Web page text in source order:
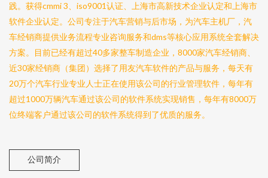
践。获得cmmi 3、iso9001认证、上海市高新技术企业认定和上海市
软件企业认定。公司专注于汽车营销与后市场，为汽车主机厂，汽
车经销商提供业务流程专业咨询服务和dms等核心应用系统全套解决
方案。目前已经有超过40多家整车制造企业，8000家汽车经销商、
近30家经销商（集团）选择了用友汽车软件的产品与服务，每天有
20万个汽车行业专业人士正在使用该公司的行业管理软件，每年有
超过1000万辆汽车通过该公司的软件系统实现销售，每年有8000万
位终端客户通过该公司的软件系统得到了优质的服务。
公司简介